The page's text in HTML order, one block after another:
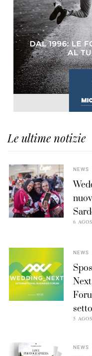
Le ultime notizie
NEWS
6
NEWS
5
NEWS